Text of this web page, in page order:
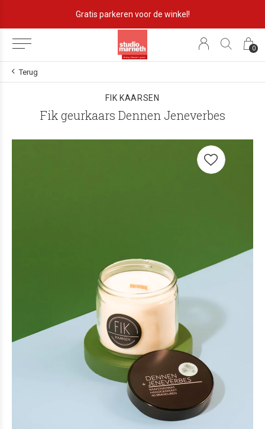
0
Gratis parkeren voor de winkel!
Terug
FIK KAARSEN
Fik geurkaars Dennen Jeneverbes